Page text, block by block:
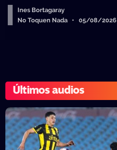
Ines Bortagaray
No Toquen Nada • 05/08/2026
Últimos audios